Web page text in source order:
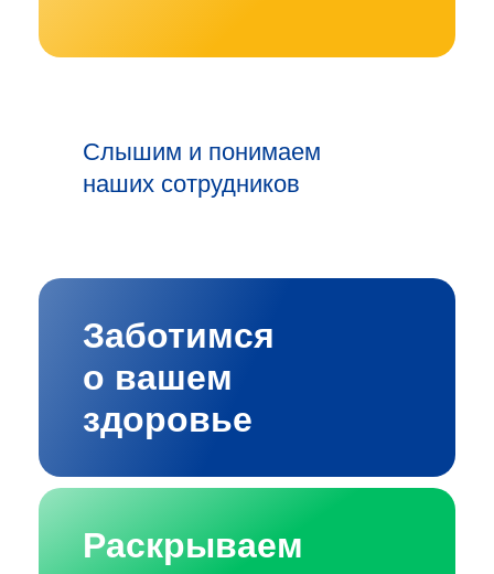
Слышим и понимаем
наших сотрудников
Заботимся
о вашем
здоровье
Раскрываем